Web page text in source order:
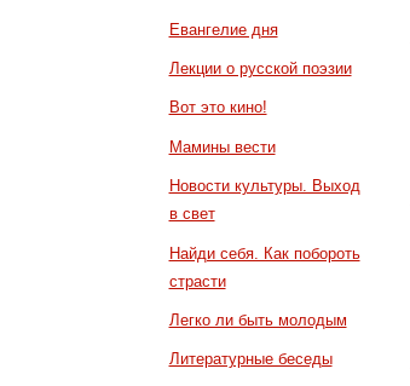
Евангелие дня
Лекции о русской поэзии
Вот это кино!
Мамины вести
Новости культуры. Выход
в свет
Найди себя. Как побороть
страсти
Легко ли быть молодым
Литературные беседы